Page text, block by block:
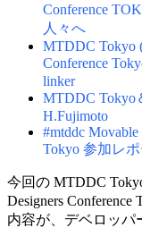
Conference
人々へ
MTDDC Tokyo
Conference
linker
MTDDC Tokyo
H.Fujimoto
#mtddc Movable
Tokyo 参加レ
今回の MTDDC
Designers
内容が、デベロッパ